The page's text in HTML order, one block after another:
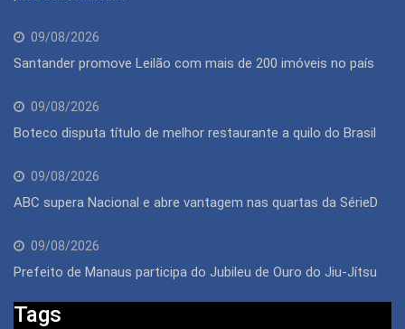
09/08/2026
Santander promove Leilão com mais de 200 imóveis no país
09/08/2026
Boteco disputa título de melhor restaurante a quilo do Brasil
09/08/2026
ABC supera Nacional e abre vantagem nas quartas da SérieD
09/08/2026
Prefeito de Manaus participa do Jubileu de Ouro do Jiu-Jítsu
Tags